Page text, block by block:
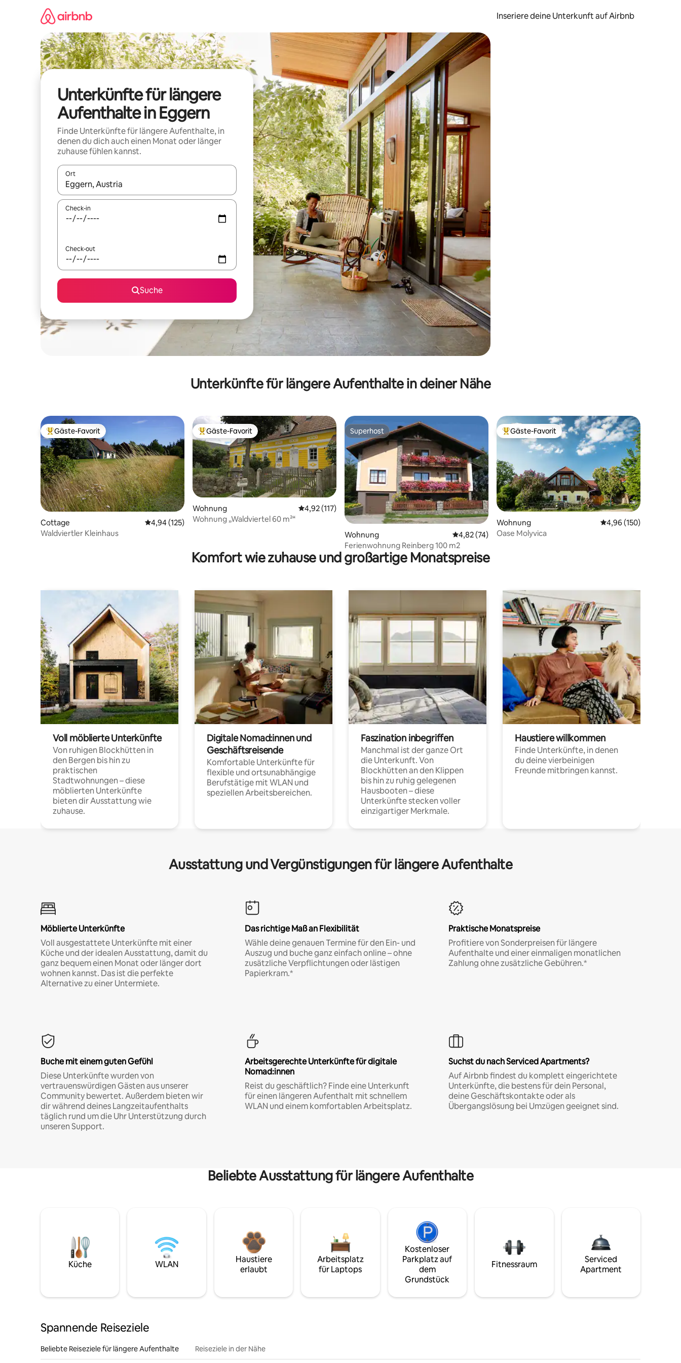
Inseriere deine Unterkunft auf Airbnb
Unterkünfte für längere
Aufenthalte in Eggern
Finde Unterkünfte für längere Aufenthalte, in
denen du dich auch einen Monat oder länger
zuhause fühlen kannst.
Ort
Wenn Ergebnisse verfügbar sind, navigiere mit den Pfeiltasten nach oben und unten oder erkunde die Ergebnisse durch Berühren oder Wischgesten.
Check-in
Check-out
Suche
Unterkünfte für längere Aufenthalte in deiner Nähe
Beliebter Gäste-Favorit.
Gäste-Favorit
Cottage Durchschnittliche Bewertung: 4,94 von 5, 125 Bewertungen
4,94 (125)
Waldviertler Kleinhaus
Beliebter Gäste-Favorit.
Gäste-Favorit
Wohnung Durchschnittliche Bewertung: 4,92 von 5, 117 Bewertungen
4,92 (117)
Wohnung „Waldviertel 60 m²“
Superhost
Superhost
Wohnung Durchschnittliche Bewertung: 4,82 von 5, 74 Bewertungen
4,82 (74)
Ferienwohnung Reinberg 100 m2
Beliebter Gäste-Favorit.
Gäste-Favorit
Wohnung Durchschnittliche
4,96 (150)
Oase Molyvica
Komfort wie zuhause und großartige Monatspreise
Voll möblierte Unterkünfte
Von ruhigen Blockhütten in
den Bergen bis hin zu
praktischen
Stadtwohnungen – diese
möblierten Unterkünfte
bieten dir Ausstattung wie
zuhause.
Digitale Nomad:innen und
Geschäftsreisende
Komfortable Unterkünfte für
flexible und ortsunabhängige
Berufstätige mit WLAN und
speziellen Arbeitsbereichen.
Faszination inbegriffen
Manchmal ist der ganze Ort
die Unterkunft. Von
Blockhütten an den Klippen
bis hin zu ruhig gelegenen
Hausbooten – diese
Unterkünfte stecken voller
einzigartiger Merkmale.
Haustiere willkommen
Finde Unterkünfte, in denen
du deine vierbeinigen
Freunde mitbringen kannst.
Ausstattung und Vergünstigungen für längere Aufenthalte
Möblierte Unterkünfte
Voll ausgestattete Unterkünfte mit einer
Küche und der idealen Ausstattung, damit du
ganz bequem einen Monat oder länger dort
wohnen kannst. Das ist die perfekte
Alternative zu einer Untermiete.
Das richtige Maß an Flexibilität
Wähle deine genauen Termine für den Ein- und
Auszug und buche ganz einfach online – ohne
zusätzliche Verpflichtungen oder lästigen
Papierkram.*
Praktische Monatspreise
Profitiere von Sonderpreisen für längere
Aufenthalte und einer einmaligen monatlichen
Zahlung ohne zusätzliche Gebühren.*
Buche mit einem guten Gefühl
Diese Unterkünfte wurden von
vertrauenswürdigen Gästen aus unserer
Community bewertet. Außerdem bieten wir
dir während deines Langzeitaufenthalts
täglich rund um die Uhr Unterstützung durch
unseren Support.
Arbeitsgerechte Unterkünfte für digitale
Nomad:innen
Reist du geschäftlich? Finde eine Unterkunft
für einen längeren Aufenthalt mit schnellem
WLAN und einem komfortablen Arbeitsplatz.
Suchst du nach Serviced Apartments?
Auf Airbnb findest du komplett eingerichtete
Unterkünfte, die bestens für dein Personal,
deine Geschäftskontakte oder als
Übergangslösung bei Umzügen geeignet sind.
Beliebte Ausstattung für längere Aufenthalte
Küche WLAN
Haustiere
erlaubt
Arbeitsplatz
für Laptops
Kostenloser
Parkplatz auf
dem
Grundstück
Fitnessraum
Serviced
Apartment
Spannende Reiseziele
Beliebte Reiseziele für längere Aufenthalte Reiseziele in der Nähe